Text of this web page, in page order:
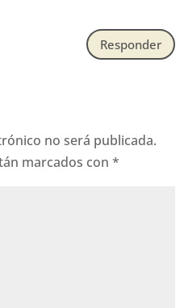
Responder
no será publicada.
marcados con*